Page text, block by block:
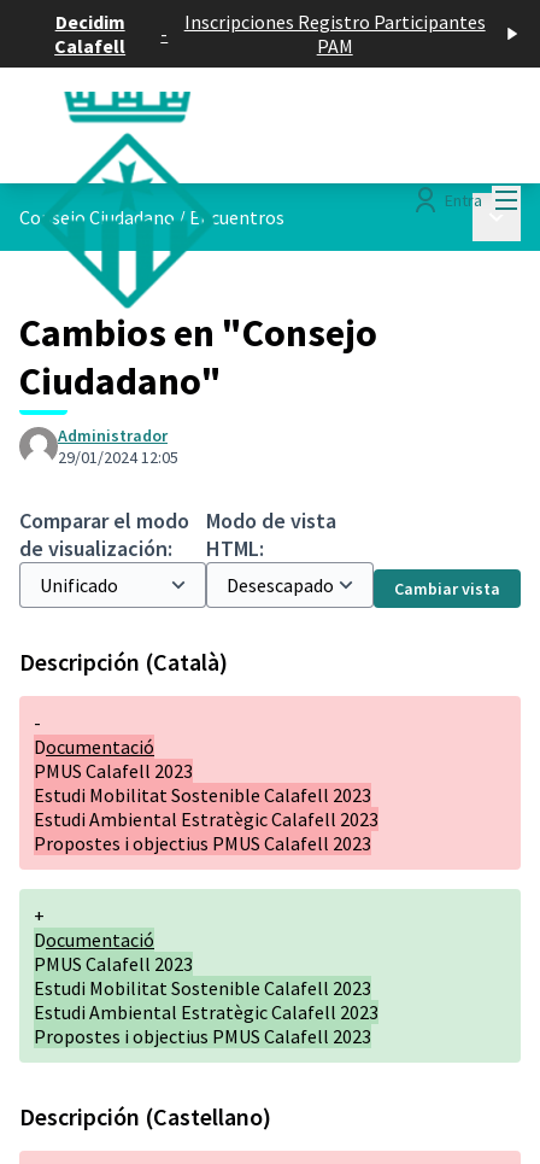
Decidim
Calafell
-
Inscripciones Registro Participantes
PAM
Entra
Consejo Ciudadano / Encuentros
Cambios en "Consejo
Ciudadano"
Administrador
29/01/2024 12:05
Comparar el modo
de visualización:
Modo de vista
HTML:
Cambiar vista
Descripción (Català)
-
Documentació
PMUS Calafell 2023
Estudi Mobilitat Sostenible Calafell 2023
Estudi Ambiental Estratègic Calafell 2023
Propostes i objectius PMUS Calafell 2023
+
Documentació
PMUS Calafell 2023
Estudi Mobilitat Sostenible Calafell 2023
Estudi Ambiental Estratègic Calafell 2023
Propostes i objectius PMUS Calafell 2023
Descripción (Castellano)